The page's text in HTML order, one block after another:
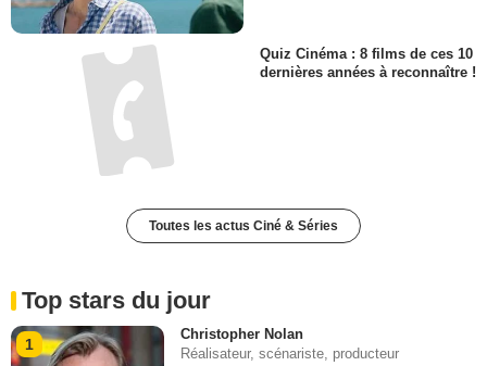
Quiz Cinéma : 8 films de ces 10
dernières années à reconnaître !
Toutes les actus Ciné & Séries
Top stars du jour
1
Christopher Nolan
Réalisateur, scénariste, producteur